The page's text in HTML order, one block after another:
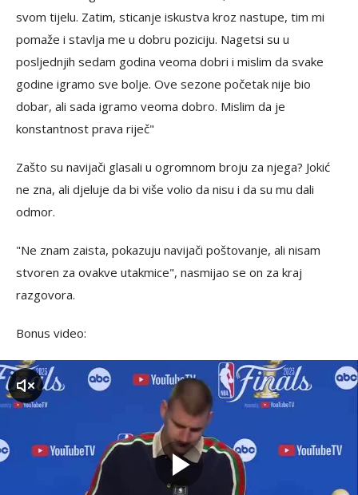
svom tijelu. Zatim, sticanje iskustva kroz nastupe, tim mi
pomaže i stavlja me u dobru poziciju. Nagetsi su u
posljednjih sedam godina veoma dobri i mislim da svake
godine igramo sve bolje. Ove sezone početak nije bio
dobar, ali sada igramo veoma dobro. Mislim da je
konstantnost prava riječ"
Zašto su navijači glasali u ogromnom broju za njega? Jokić
ne zna, ali djeluje da bi više volio da nisu i da su mu dali
odmor.
"Ne znam zaista, pokazuju navijači poštovanje, ali nisam
stvoren za ovakve utakmice", nasmijao se on za kraj
razgovora.
Bonus video: